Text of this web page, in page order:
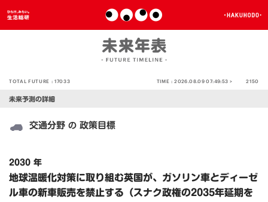
TOTAL FUTURE :17033 TIME :2026.08.09 07:49:53 > 2150
未来予測の詳細
交通分野 の 政策目標
2030 年
地球温暖化対策に取り組む英国が、ガソリン車とディーゼ
ル車の新車販売を禁止する（スナク政権の2035年延期を